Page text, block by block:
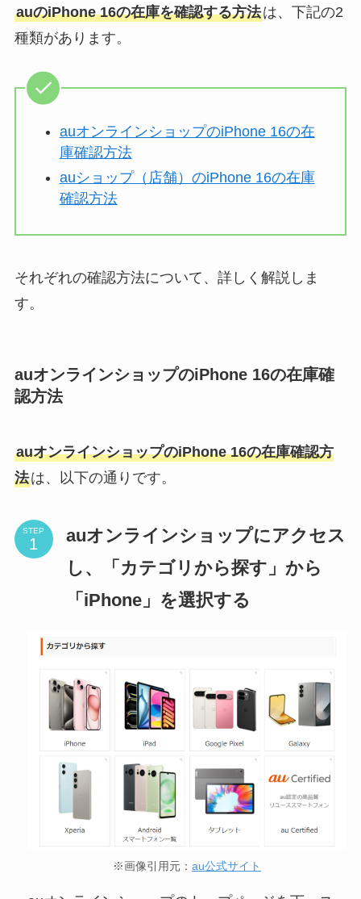
auのiPhone 16の在庫を確認する方法は、下記の2
種類があります。
auオンラインショップのiPhone 16の在
庫確認方法
auショップ（店舗）のiPhone 16の在庫
確認方法
それぞれの確認方法について、詳しく解説しま
す。
auオンラインショップのiPhone 16の在庫確
認方法
auオンラインショップのiPhone 16の在庫確認方
法は、以下の通りです。
STEP
auオンラインショップにアクセス
し、「カテゴリから探す」から
「iPhone」を選択する
※画像引用元： au公式サイト